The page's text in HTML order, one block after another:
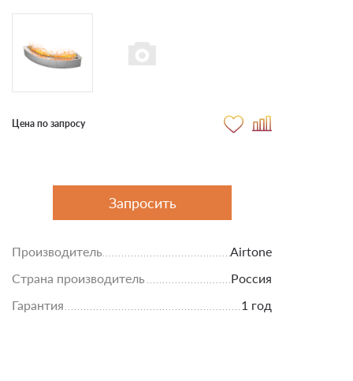
Цена по запросу
Запросить
Производитель
Airtone
Страна производитель
Россия
Гарантия
1 год